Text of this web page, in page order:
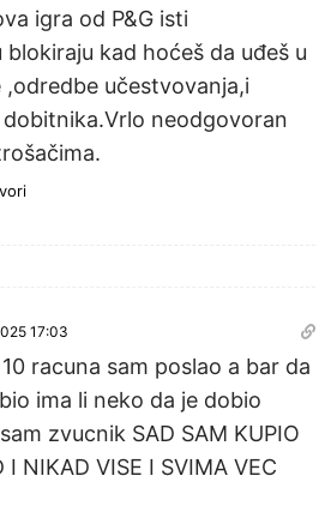
igra od P&G isti
blokiraju kad hoćeš da uđeš u
,odredbe učestvovanja,i
neodgovoran
17:03
racuna sam poslao a bar da
ima li neko da je dobio
zvucnik SAD SAM KUPIO
I NIKAD VISE I SVIMA VEC